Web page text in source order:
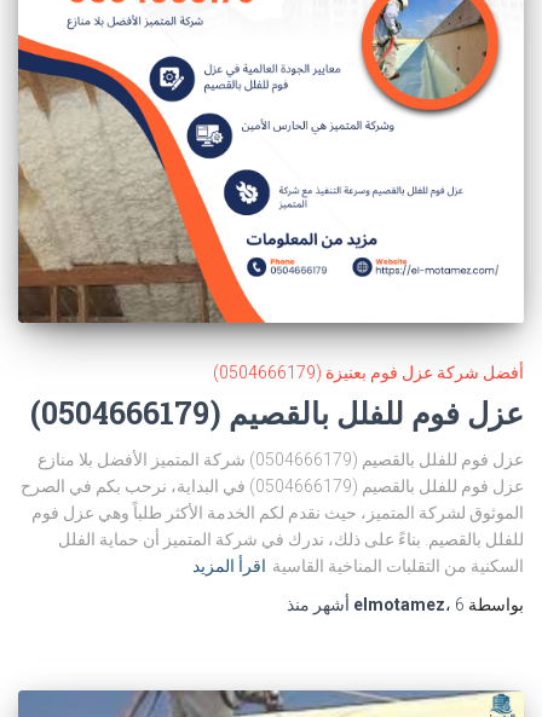
أفضل شركة عزل فوم بعنيزة (0504666179)
عزل فوم للفلل بالقصيم (0504666179)
عزل فوم للفلل بالقصيم (0504666179) شركة المتميز الأفضل بلا منازع
عزل فوم للفلل بالقصيم (0504666179) في البداية، نرحب بكم في الصرح
الموثوق لشركة المتميز، حيث نقدم لكم الخدمة الأكثر طلباً وهي عزل فوم
للفلل بالقصيم. بناءً على ذلك، ندرك في شركة المتميز أن حماية الفلل
السكنية من التقلبات المناخية القاسية اقرأ المزيد
بواسطة
elmotamez، 6 أشهر منذ